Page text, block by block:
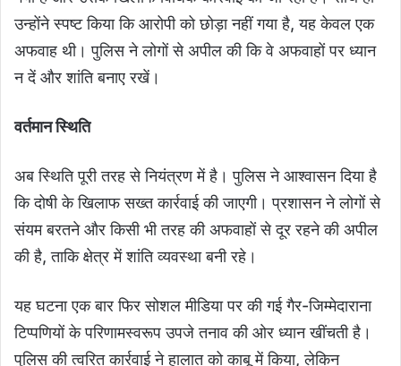
उन्होंने स्पष्ट किया कि आरोपी को छोड़ा नहीं गया है, यह केवल एक
अफवाह थी। पुलिस ने लोगों से अपील की कि वे अफवाहों पर ध्यान
न दें और शांति बनाए रखें।
वर्तमानस्थिति
अब स्थिति पूरी तरह से नियंत्रण में है। पुलिस ने आश्वासन दिया है
कि दोषी के खिलाफ सख्त कार्रवाई की जाएगी। प्रशासन ने लोगों से
संयम बरतने और किसी भी तरह की अफवाहों से दूर रहने की अपील
की है, ताकि क्षेत्र में शांति व्यवस्था बनी रहे।
यह घटना एक बार फिर सोशल मीडिया पर की गई गैर-जिम्मेदाराना
टिप्पणियों के परिणामस्वरूप उपजे तनाव की ओर ध्यान खींचती है।
पुलिस की त्वरित कार्रवाई ने हालात को काबू में किया, लेकिन